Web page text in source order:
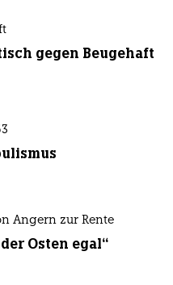
gegen Beugehaft
Angern zur Rente
Osten egal“